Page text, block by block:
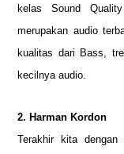
kelas Sound
merupakan audio
kualitas dari Bass,
kecilnya audio.
2. Harman Kordon
Terakhir kita